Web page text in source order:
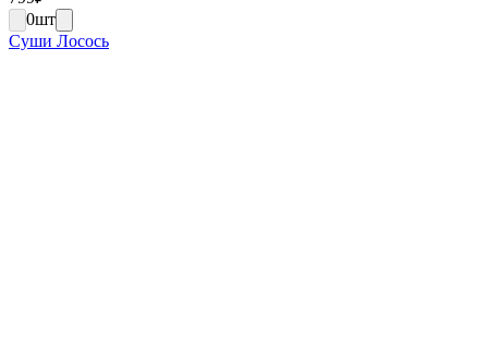
0шт
Суши Лосось